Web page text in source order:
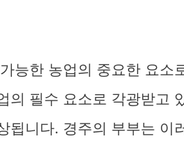
능한 농업의 중요한 요소
의 필수 요소로 각광받고
됩니다. 경주의 부부는 이